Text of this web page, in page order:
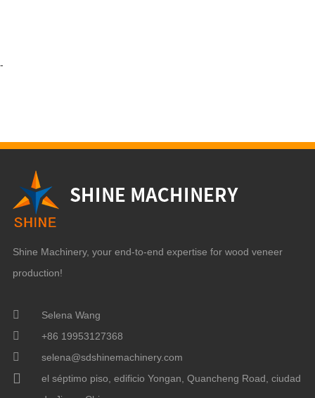
-
Shine Machinery, your end-to-end expertise for wood veneer
production!
Selena Wang
+86 19953127368
selena@sdshinemachinery.com
el séptimo piso, edificio Yongan, Quancheng Road, ciudad